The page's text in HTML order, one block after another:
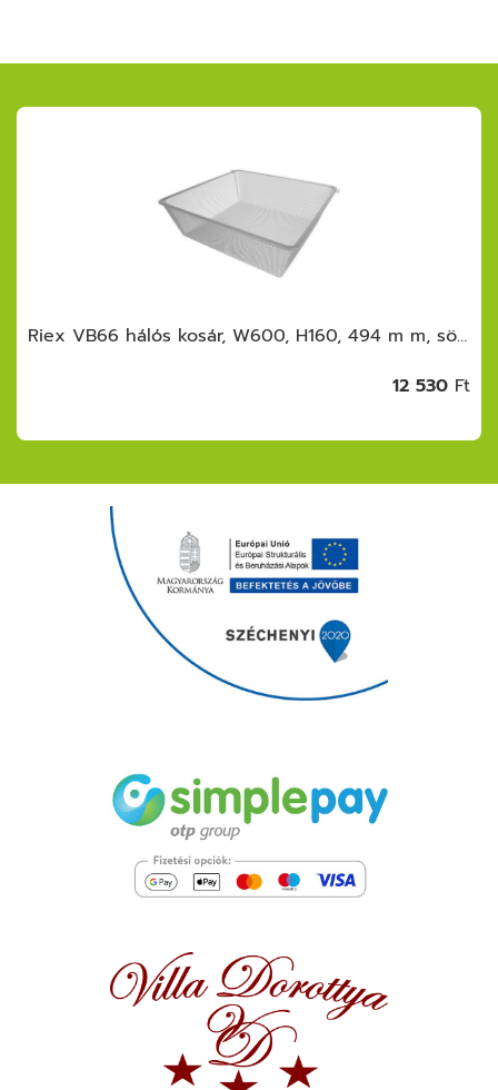
Riex VB66 hálós kosár, W600, H160, 494 m m, sötétszürke
12 530 Ft